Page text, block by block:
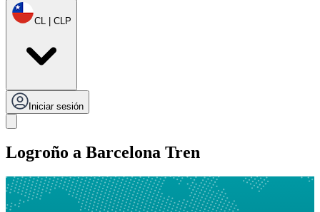
CL | CLP
Iniciar sesión
Logroño a Barcelona Tren